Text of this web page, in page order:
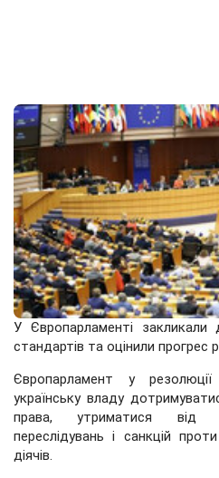
У Європарламенті
стандартів та оцінили прогрес
Європарламент у
українську владу
права, утриматися від
переслідувань і санкцій
діячів.